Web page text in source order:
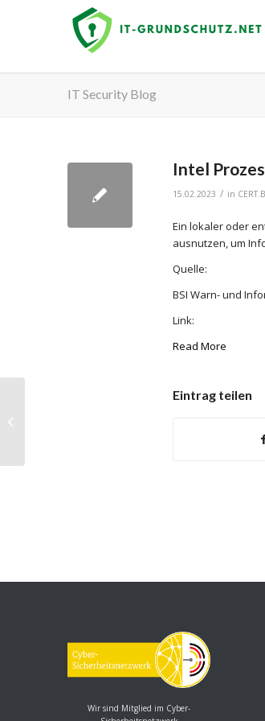
IT Security Blog
Intel
15.02.2023 / in
Ein lokaler oder
ausnutzen, um
Quelle:
BSI Warn- und
Link:
Read More
Eintrag teilen
Wir sind Mitglied im Cyber-
NetApp ActiveIQ Unified Manager: